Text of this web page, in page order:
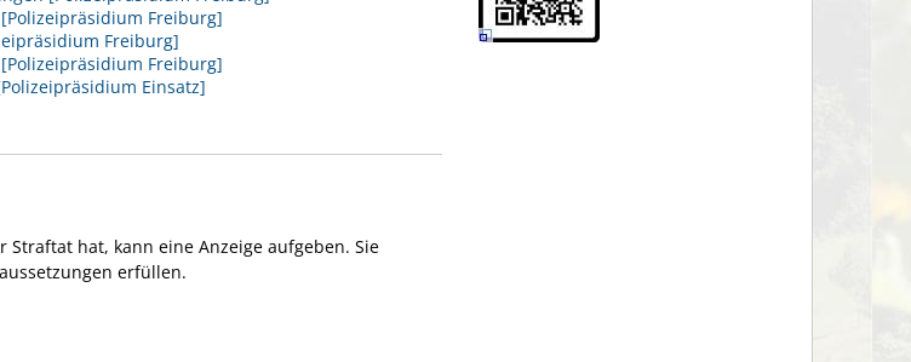
Freiburg]
Freiburg]
Freiburg]
Einsatz]
Straftat hat, kann eine Anzeige aufgeben. Sie
erfüllen.